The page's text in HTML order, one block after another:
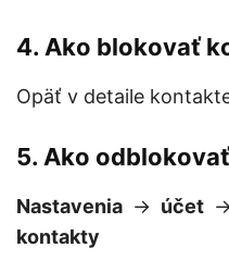
4. Ako blokovať
Opäť v detaile
5. Ako
Nastavenia -> účet -
kontakty